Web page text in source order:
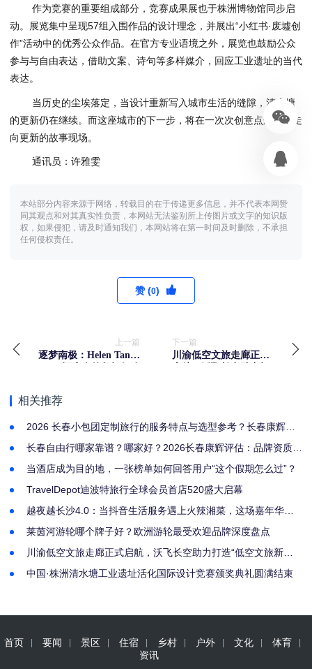
作为竞赛的重要组成部分，竞赛成果展也于株洲博物馆同步启
动。展览集中呈现57组入围作品的设计理念，并展出“小红书·废墟创
作”活动中的优秀公众作品。在官方专业语境之外，展览也鼓励公众
参与与自由表达，借助文案、诗句等多样媒介，回应工业遗址的当代
表达。
当历史的尘埃落定，当设计重新写入城市生活的缝隙，清水塘
的更新仍在继续。而这座城市的下一步，将在一次次创意点燃中，走
向更新的故事现场。
通讯员：许雅雯
本站部分内容来源于网络，转载目的在于传递更多信息，并不代表本网赞
同其观点和对其真实性负责，本网站无法鉴别所上传图片或文字的知识版
权，如果侵犯，请及时通知我们，本网站将在第一时间及时删除，不承担
任何侵权责任。
赞 (0)
上一篇
逐梦南极：Helen Tan，
下一篇
川渝低空文旅走廊正式
相关推荐
2026 长春小包团定制旅行的服务特点与选型参考？长春康辉旅
长春自由行哪家靠谱？哪家好？2026长春康辉评估：品牌资质、
当酒店成为目的地，一张榜单如何回答用户“这个假期怎么过”？
TravelDepot迪波特旅行全球会员首店520盛大启幕
越夜越长沙4.0：当抖音生活服务遇上火辣湘菜，这场嘉年华火
莱茵河游轮哪个牌子好？欧洲游轮最受欢迎品牌深度盘点
川渝低空文旅走廊正式启航，沃飞长空助力打造“低空文旅新名
中国·株洲清水塘工业遗址活化国际设计竞赛颁奖典礼圆满结束
首页 要闻 景区 住宿 乡村 户外 文化
体育
资讯